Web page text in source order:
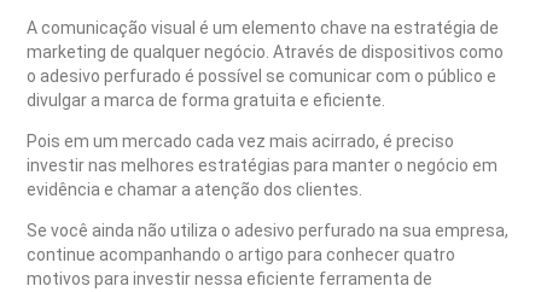
A comunicação visual é um elemento chave na estratégia de
marketing de qualquer negócio. Através de dispositivos como
o adesivo perfurado é possível se comunicar com o público e
divulgar a marca de forma gratuita e eficiente.
Pois em um mercado cada vez mais acirrado, é preciso
investir nas melhores estratégias para manter o negócio em
evidência e chamar a atenção dos clientes.
Se você ainda não utiliza o adesivo perfurado na sua empresa,
continue acompanhando o artigo para conhecer quatro
motivos para investir nessa eficiente ferramenta de